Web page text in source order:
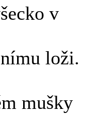
v
loži.
mušky